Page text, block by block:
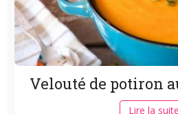
Velouté de potiron
Lire la suite